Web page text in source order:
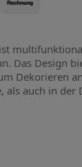
Das Design
Dekorieren
als auch in der